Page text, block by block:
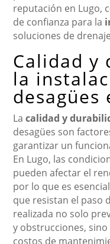
reputación en Lugo,
de confianza para la
soluciones de
Calidad y
la
desagües
Lacalidad y
desagües son
garantizar un
En Lugo, las
pueden afectar el
por lo que es
que resistan el paso
realizada no solo
y obstrucciones,
costos de